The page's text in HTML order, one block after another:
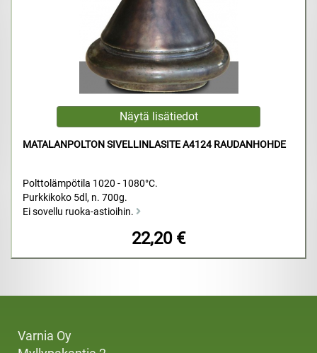
MATALANPOLTON SIVELLINLASITE A4124 RAUDANHOHDE
Polttolämpötila 1020 - 1080°C.
Purkkikoko 5dl, n. 700g.
Ei sovellu ruoka-astioihin.
22,20 €
Varnia Oy